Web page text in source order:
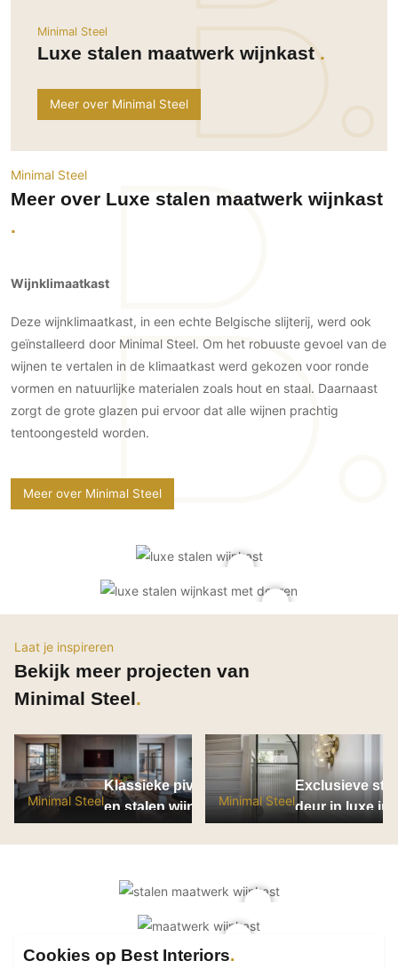
Inrichting
Roomdividers
Bedden
Keukens
Keukenapparatuur
Keukenbladen
Keukenaccessoires
Keukenkranen
Ramen en deuren
Binnendeuren
Stalen deuren
Systeemwanden
Deurbeslag
Raambeslag
Meubelbeslag
Vloer
Vloeren
Beton Ciré vloeren
Natuursteen en keramiek vloeren
Afwerking
Buitendeuren
Deursystemen
Glazen wandsystemen
Vouwwanden
Zonwering
Zonwering
Overig
3D visualisaties
Gevel
Gevelstenen
Stucwerk
Tuinverlichting
Hekwerken en poorten
Zwemmen
Zwembad en zwemvijver
Tuin wellness
Buitenvloeren
Natuursteen en keramiek
buitenvloeren
Vlonders
Zonwering
Zonwering buiten
Serre/Veranda
Thuisbioscoop
Toilet
Werkkamer
Wijnkelder
Bijgebouw / Poolhouse
Terrasoverkapping
Tuin
Villa
Zwembad
Zakelijk
Kantoor
Minimal Steel
Luxe stalen maatwerk wijnkast
Meer over Minimal Steel
Minimal Steel
Meer over Luxe stalen maatwerk wijnkast
Wijnklimaatkast
Deze wijnklimaatkast, in een echte Belgische slijterij, werd ook
geïnstalleerd door Minimal Steel. Om het robuuste gevoel van de
wijnen te vertalen in de klimaatkast werd gekozen voor ronde
vormen en natuurlijke materialen zoals hout en staal. Daarnaast
zorgt de grote glazen pui ervoor dat alle wijnen prachtig
tentoongesteld worden.
Meer over Minimal Steel
Laat je inspireren
Bekijk meer projecten van
Minimal Steel
Minimal Steel
Klassieke pivot deur
en stalen wijnkast in
luxe villa
Minimal Steel
Exclusieve
deur in luxe
Cookies op Best Interiors